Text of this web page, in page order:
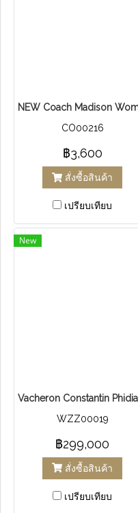
NEW Coach Madison
CO00216
฿3,600
สั่งซื้อสินค้า
เปรียบเทียบ
New
Vacheron Constantin
WZZ00019
฿299,000
สั่งซื้อสินค้า
เปรียบเทียบ